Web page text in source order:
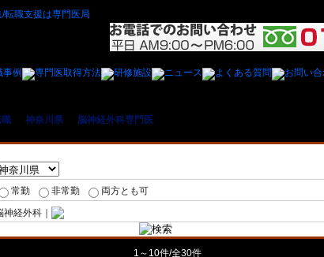
神奈川県 脳神経外科専門医
常勤 非常勤
両方とも可
神経外科｜
1～10件/全30件